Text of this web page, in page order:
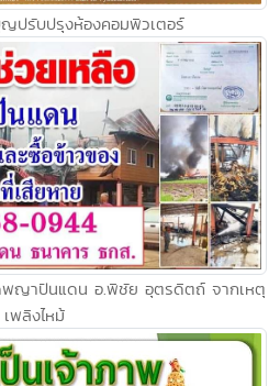
ปรับปรุงห้องคอมพิวเตอร์
ญาปันแดน อ.พิชัย อุตรดิตถ์ จากเหตุ
เพลิงไหม้